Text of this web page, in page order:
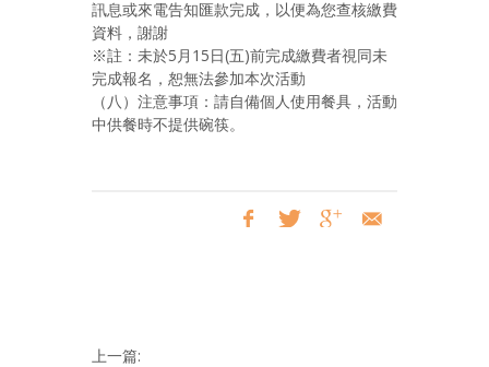
訊息或來電告知匯款完成，以便為您查核繳費
資料，謝謝
※註：未於5月15日(五)前完成繳費者視同未
完成報名，恕無法參加本次活動
（八）注意事項：請自備個人使用餐具，活動
中供餐時不提供碗筷。
上一篇: